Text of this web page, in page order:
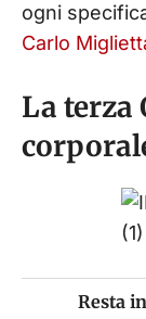
ogni
Carlo
La terza
Resta